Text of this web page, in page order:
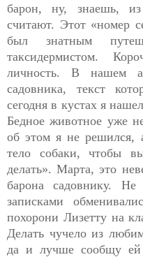
барон, ну, знаешь,
считают. Этот «номер
был знатным
таксидермистом.
личность. В нашем
садовника, текст
сегодня в кустах я
Бедное животное уже
об этом я не решился,
тело собаки, чтобы
делать». Марта, это
барона садовнику.
записками
похорони Лизетту на
Делать чучело из
да и лучше сообщу